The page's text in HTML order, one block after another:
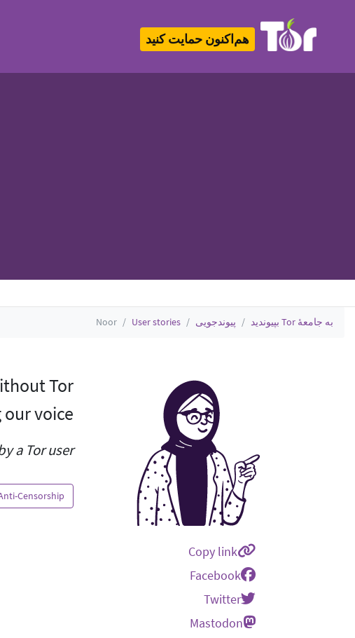
هم‌اکنون حمایت کنید
به جامعهٔ Tor بپیوندید پیوندجویی User stories
Noor
Copy link
Facebook
Twitter
Mastodon
Tor
voice.
a Tor user.
Censorship